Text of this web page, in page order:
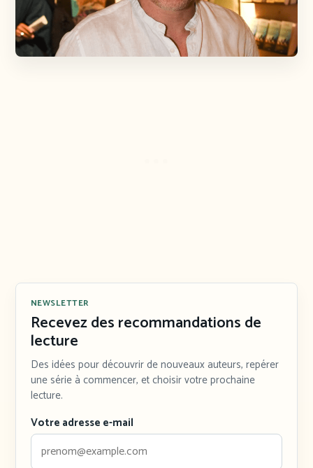
NEWSLETTER
Recevez des recommandations de
lecture
Des idées pour découvrir de nouveaux auteurs, repérer
une série à commencer, et choisir votre prochaine
lecture.
Votre adresse e-mail